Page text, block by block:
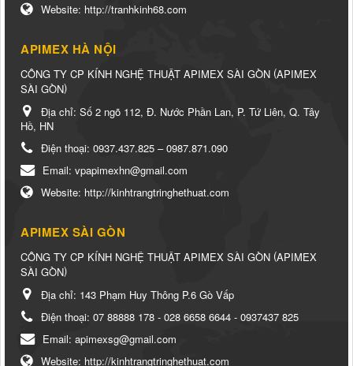
Website: http://tranhkinh68.com
APIMEX HÀ NỘI
CÔNG TY CP KÍNH NGHỆ THUẬT APIMEX SÀI GÒN (APIMEX
SÀI GÒN)
Địa chỉ: Số 2 ngõ 112, Đ. Nước Phần Lan, P. Tứ Liên, Q. Tây
Hồ, HN
Điện thoại: 0937.437.825 – 0987.871.090
Email: vpapimexhn@gmail.com
Website: http://kinhtrangtringhethuat.com
APIMEX SÀI GÒN
CÔNG TY CP KÍNH NGHỆ THUẬT APIMEX SÀI GÒN (APIMEX
SÀI GÒN)
Địa chỉ: 143 Phạm Huy Thông P.6 Gò Vấp
Điện thoại: 07 88888 178 - 028 6658 6644 - 0937437 825
Email: apimexsg@gmail.com
Website: http://kinhtrangtringhethuat.com